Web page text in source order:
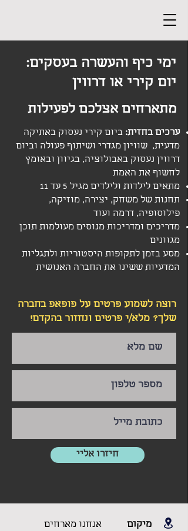
ימי כיף והעשרה בעסקים:
יום קירי או דרווין
מתארחים אצלכם לפעילות
ערכים בחזית: ביום קירי נעסוק באתיקה
מדעית, שוויון מגדרי ושיתוף פעולה וביום
דרווין נעסוק באבולוציה, בגיוון ובאומץ
לחשוף את האמת
מתאים לילדות ולילדים מגיל 5 עד 11
תחנות של משחק, יצירה, מוזיקה,
פילוסופיה, דרמה ועוד
מדריכים ומדריכות מנוסים מעולמות תוכן
מגוונים
מסע בזמן לתקופות היסטוריות ולתגליות
המדעיות ששינו את החברה האנושית
רוצה לשמוע פרטים על פופאפ בחברה
שלך? מלא/י פרטים ונחזור בהקדם!
חיזרו אליי
אנחנו מארחים
מיקום